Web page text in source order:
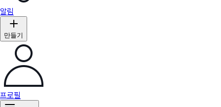
알림
만들기
프로필